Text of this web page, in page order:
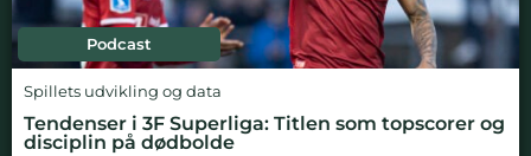
Podcast
Spillets udvikling og data
Tendenser i 3F Superliga: Titlen som topscorer og
disciplin på dødbolde